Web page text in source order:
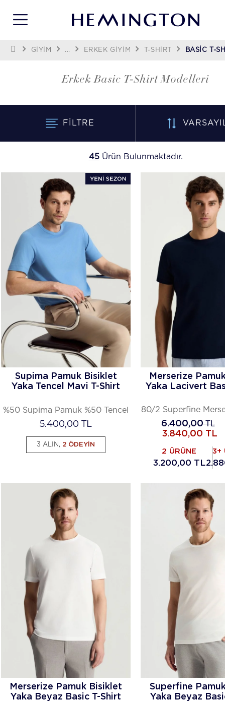
GİYİM ... ERKEK GIYIM T-SHIRT BASIC T-
Erkek Basic T-Shirt Modelleri
FILTRE
45Ürün Bulunmaktadır.
Supima Pamuk Bisiklet
Yaka Tencel Mavi T-Shirt
%50 Supima Pamuk %50 Tencel
5.400,00 TL
3 ALIN, 2 ÖDEYİN
Merserize
Yaka Lacivert
80/2 Superfine
6.400,00TL
3.840,00 TL
2 ÜRÜNE
3.200,00 TL
3+
Merserize Pamuk Bisiklet
Yaka Beyaz Basic T-Shirt
Superfine
Yaka Beyaz